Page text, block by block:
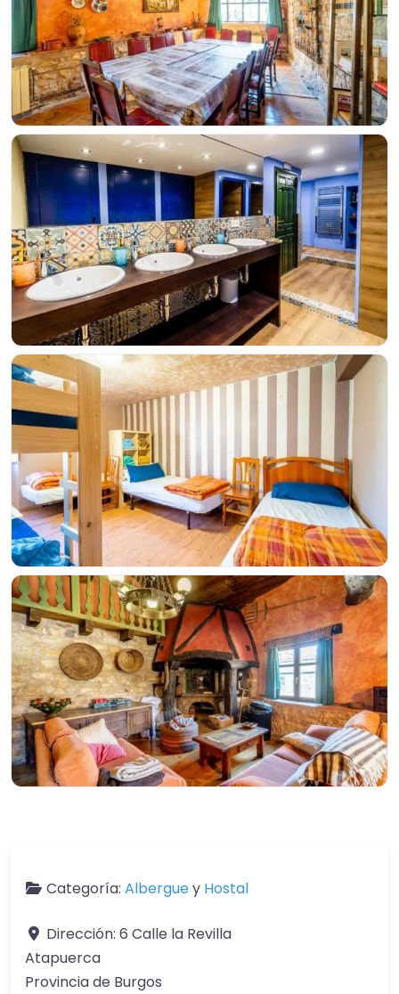
Categoría: Alberguey Hostal
Dirección: 6 Calle la Revilla
Atapuerca
Provincia de Burgos